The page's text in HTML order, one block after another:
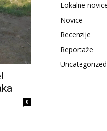
0
Lokalne novice
Novice
Recenzije
Reportaže
Uncategorized